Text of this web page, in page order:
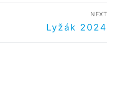
NEXT
Další
Lyžák 2024